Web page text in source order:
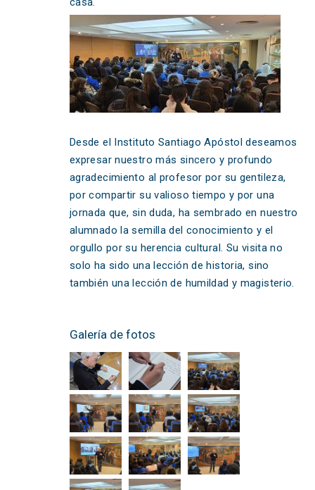
Desde el Instituto Santiago Apóstol deseamos
expresar nuestro más sincero y profundo
agradecimiento al profesor por su gentileza,
por compartir su valioso tiempo y por una
jornada que, sin duda, ha sembrado en nuestro
alumnado la semilla del conocimiento y el
orgullo por su herencia cultural. Su visita no
solo ha sido una lección de historia, sino
también una lección de humildad y magisterio.
Galería de fotos